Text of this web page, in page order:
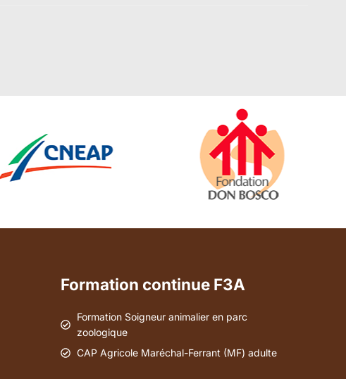
Formation continue F3A
Formation Soigneur animalier en parc
zoologique
CAP Agricole Maréchal-Ferrant (MF) adulte